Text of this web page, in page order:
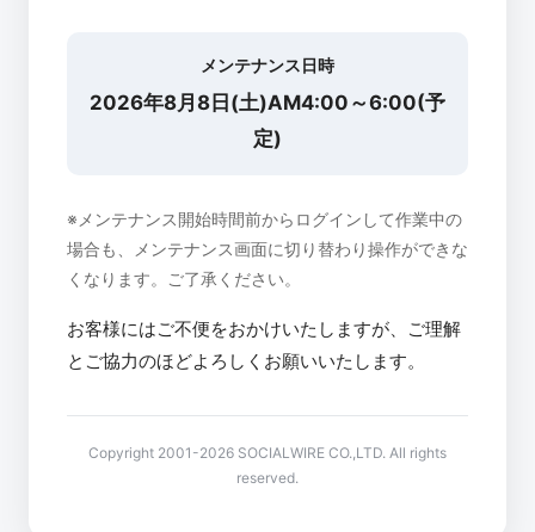
メンテナンス日時
2026年8月8日(土)AM4:00～6:00(予
定)
※メンテナンス開始時間前からログインして作業中の
場合も、メンテナンス画面に切り替わり操作ができな
くなります。ご了承ください。
お客様にはご不便をおかけいたしますが、ご理解
とご協力のほどよろしくお願いいたします。
Copyright 2001-2026 SOCIALWIRE CO.,LTD. All rights
reserved.